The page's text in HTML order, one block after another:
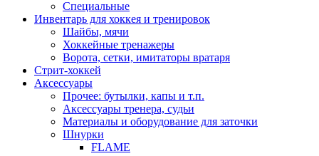
Специальные
Инвентарь для хоккея и тренировок
Шайбы, мячи
Хоккейные тренажеры
Ворота, сетки, имитаторы вратаря
Стрит-хоккей
Аксессуары
Прочее: бутылки, капы и т.п.
Аксессуары тренера, судьи
Материалы и оборудование для заточки
Шнурки
FLAME